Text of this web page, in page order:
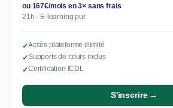
ou 167€/mois en 3× sans frais
21h · E-learning pur
✓Accès plateforme illimité
✓Supports de cours inclus
✓Certification ICDL
S'inscrire →